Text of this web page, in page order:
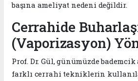
başına ameliyat nedeni değildir.
Cerrahide
(Vaporizasyon)
Prof. Dr. Gül, günümüzde
farklı cerrahi tekniklerin